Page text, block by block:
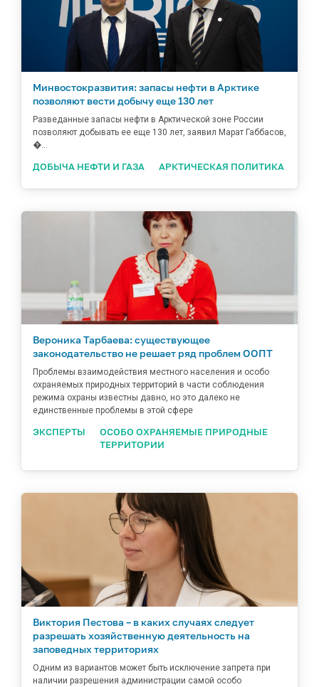
Минвостокразвития: запасы нефти в Арктике
позволяют вести добычу еще 130 лет
Разведанные запасы нефти в Арктической зоне России
позволяют добывать ее еще 130 лет, заявил Марат Габбасов,
�...
ДОБЫЧА НЕФТИ И ГАЗА АРКТИЧЕСКАЯ ПОЛИТИКА
Вероника Тарбаева: существующее
законодательство не решает ряд проблем ООПТ
Проблемы взаимодействия местного населения и особо
охраняемых природных территорий в части соблюдения
режима охраны известны давно, но это далеко не
единственные проблемы в этой сфере
ЭКСПЕРТЫ
ОСОБО ОХРАНЯЕМЫЕ ПРИРОДНЫЕ
ТЕРРИТОРИИ
Виктория Пестова – в каких случаях следует
разрешать хозяйственную деятельность на
заповедных территориях
Одним из вариантов может быть исключение запрета при
наличии разрешения администрации самой особо